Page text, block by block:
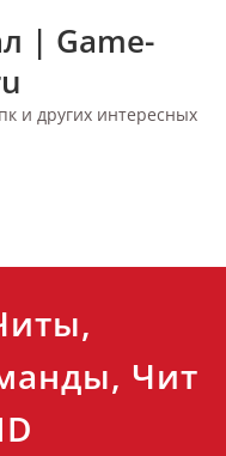
| Game-
и других интересных
Чит